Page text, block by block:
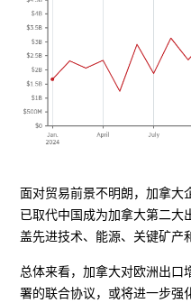
面对贸易前景不明朗，加拿大
已取代中国成为加拿大第二大
盖先进技术、能源、关键矿产
总体来看，加拿大对欧洲出口
署的联合协议，或将进一步强